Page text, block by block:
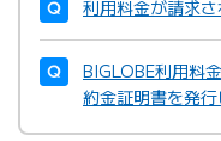
利用料金が請求
BIGLOBE利用料
約金証明書を発